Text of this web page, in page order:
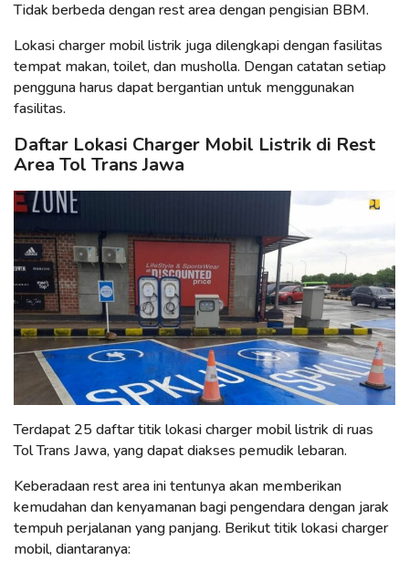
Tidak berbeda dengan rest area dengan pengisian BBM.
Lokasi charger mobil listrik juga dilengkapi dengan fasilitas
tempat makan, toilet, dan musholla. Dengan catatan setiap
pengguna harus dapat bergantian untuk menggunakan
fasilitas.
Daftar Lokasi Charger Mobil Listrik di Rest
Area Tol Trans Jawa
Terdapat 25 daftar titik lokasi charger mobil listrik di ruas
Tol Trans Jawa, yang dapat diakses pemudik lebaran.
Keberadaan rest area ini tentunya akan memberikan
kemudahan dan kenyamanan bagi pengendara dengan jarak
tempuh perjalanan yang panjang. Berikut titik lokasi charger
mobil, diantaranya: